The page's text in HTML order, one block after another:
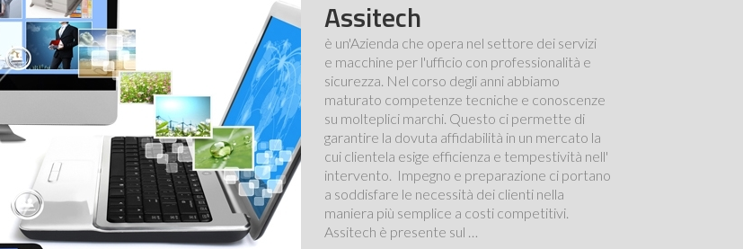
Assitech
è un'Azienda che opera nel settore dei servizi
e macchine per l'ufficio con professionalità e
sicurezza. Nel corso degli anni abbiamo
maturato competenze tecniche e conoscenze
su molteplici marchi. Questo ci permette di
garantire la dovuta affidabilità in un mercato la
cui clientela esige efficienza e tempestività nell'
intervento. Impegno e preparazione ci portano
a soddisfare le necessità dei clienti nella
maniera più semplice a costi competitivi.
Assitech è presente sul …